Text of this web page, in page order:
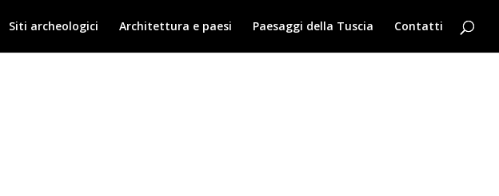
Siti archeologici Architettura e paesi Paesaggi della Tuscia Contatti